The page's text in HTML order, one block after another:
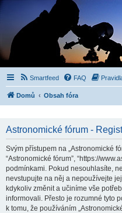
Smartfeed FAQ
Domů Obsah fóra
Astronomické fórum -
Svým přístupem na „Astronomické
“Astronomické fórum”, “https://
podmínkami. Pokud nesouhlasíte,
nevstupujte na něj a nepoužívejte
kdykoliv změnit a učiníme vše
informovali. Přesto je rozumné tyto
k tomu, že používáním